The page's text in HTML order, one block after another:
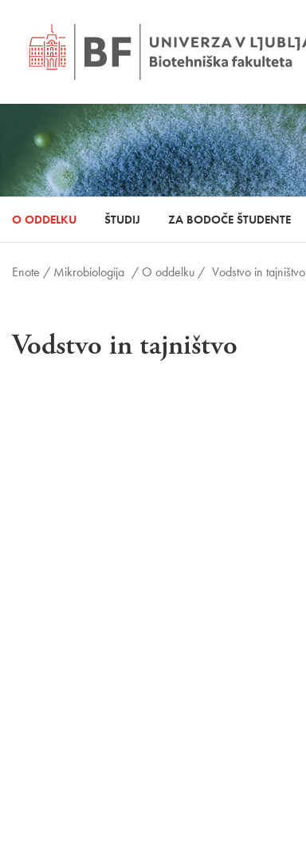
O ODDELKU ŠTUDIJ ZA BODOČE ŠTUDENTE
Enote / Mikrobiologija / O oddelku / Vodstvo in tajništvo
Vodstvo in tajništvo